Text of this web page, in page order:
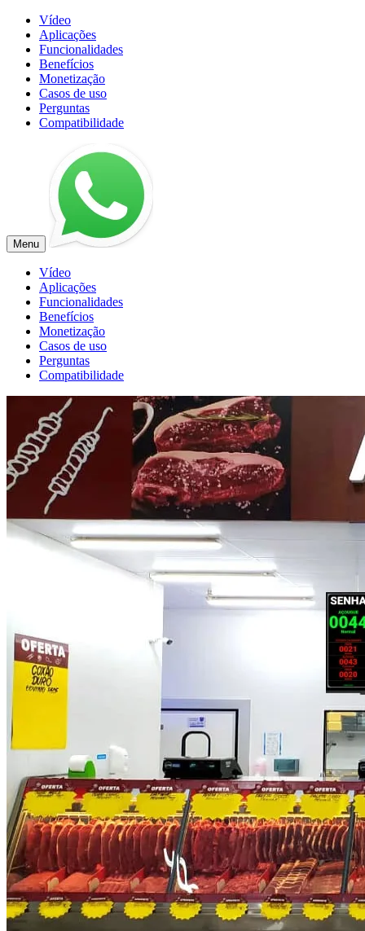
Vídeo
Aplicações
Funcionalidades
Benefícios
Monetização
Casos de uso
Perguntas
Compatibilidade
Menu
Vídeo
Aplicações
Funcionalidades
Benefícios
Monetização
Casos de uso
Perguntas
Compatibilidade